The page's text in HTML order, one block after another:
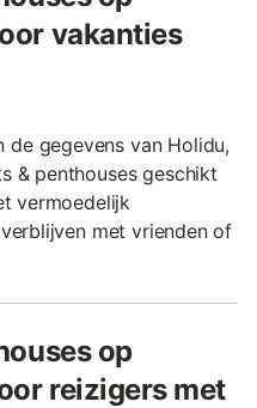
vakanties
de gegevens van Holidu,
& penthouses geschikt
vermoedelijk
met vrienden of
op
reizigers met